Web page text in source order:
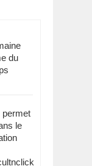
du
permet
le